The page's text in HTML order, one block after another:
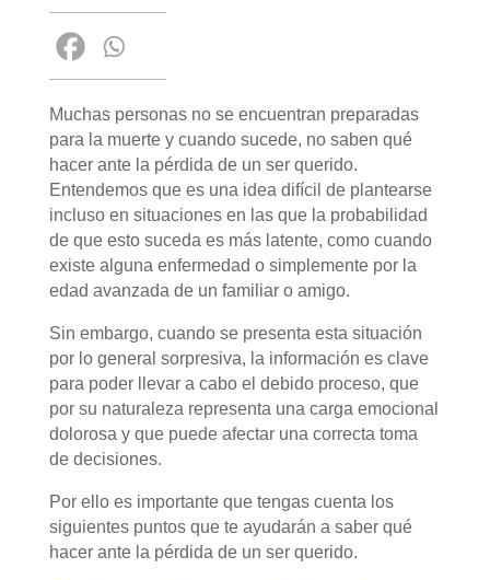
Muchas personas no se encuentran preparadas
para la muerte y cuando sucede, no saben qué
hacer ante la pérdida de un ser querido.
Entendemos que es una idea difícil de plantearse
incluso en situaciones en las que la probabilidad
de que esto suceda es más latente, como cuando
existe alguna enfermedad o simplemente por la
edad avanzada de un familiar o amigo.
Sin embargo, cuando se presenta esta situación
por lo general sorpresiva, la información es clave
para poder llevar a cabo el debido proceso, que
por su naturaleza representa una carga emocional
dolorosa y que puede afectar una correcta toma
de decisiones.
Por ello es importante que tengas cuenta los
siguientes puntos que te ayudarán a saber qué
hacer ante la pérdida de un ser querido.